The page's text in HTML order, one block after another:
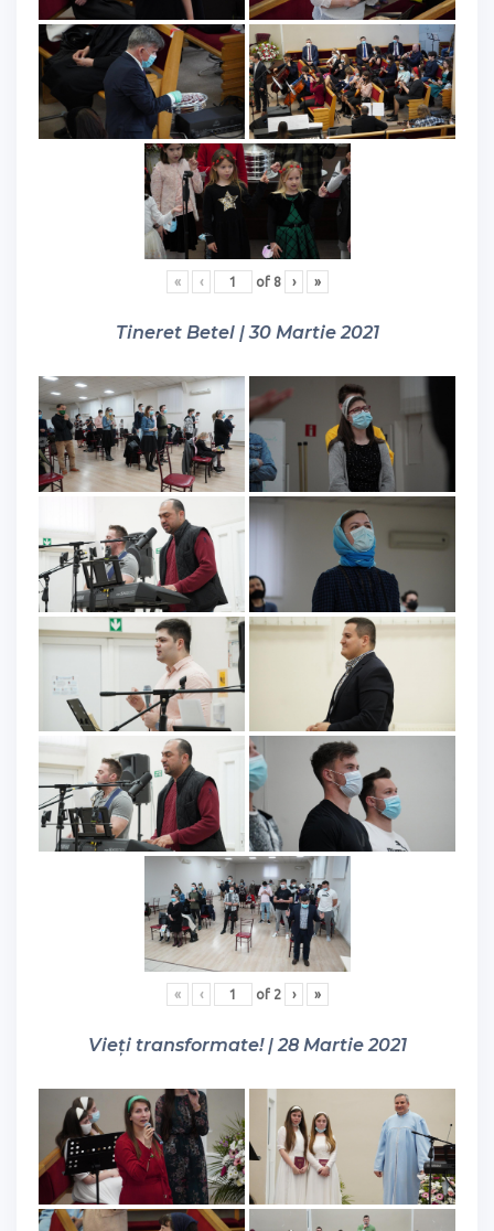
« ‹ of 8 › »
Tineret Betel | 30 Martie 2021
« ‹ of 2 › »
Vieți transformate! | 28 Martie 2021